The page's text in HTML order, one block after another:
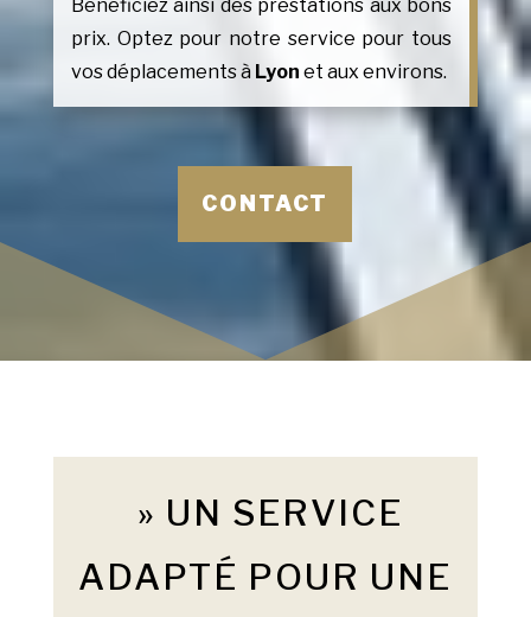
Bénéficiez ainsi des prestations aux bons
prix. Optez pour notre service pour tous
vos déplacements à Lyon et aux environs.
CONTACT
» UN SERVICE
ADAPTÉ POUR UNE